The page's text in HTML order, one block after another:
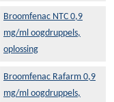
Broomfenac NTC 0,9
mg/ml oogdruppels,
oplossing
Broomfenac Rafarm 0,9
mg/ml oogdruppels,